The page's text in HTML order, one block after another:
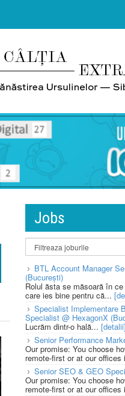
Jobs
BTL Account Manager
(București)
Rolul ăsta se măsoară în
care ies bine pentru că...
Specialist Implementare
Specialist @ HexagonX
Lucrăm dintr-o hală... [detalii]
Senior Performance
Our promise: You choose
remote-first or at our offices
Senior SEO & GEO
Our promise: You choose
remote-first or at our offices